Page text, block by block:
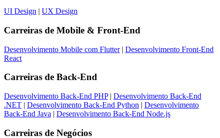
UI Design | UX Design
Carreiras de Mobile & Front-End
Desenvolvimento Mobile com Flutter| Desenvolvimento Front-End
React
Carreiras de Back-End
Desenvolvimento Back-End PHP| Desenvolvimento Back-End
.NET | Desenvolvimento Back-End Python | Desenvolvimento
Back-End Java | Desenvolvimento Back-End Node.js
Carreiras de Negócios